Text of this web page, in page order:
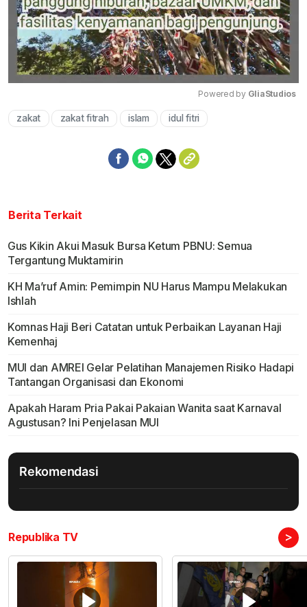
Powered by GliaStudios
zakat zakat fitrah islam idul fitri
Berita Terkait
Gus Kikin Akui Masuk Bursa Ketum PBNU: Semua
Tergantung Muktamirin
KH Ma’ruf Amin: Pemimpin NU Harus Mampu Melakukan
Ishlah
Komnas Haji Beri Catatan untuk Perbaikan Layanan Haji
Kemenhaj
MUI dan AMREI Gelar Pelatihan Manajemen Risiko Hadapi
Tantangan Organisasi dan Ekonomi
Apakah Haram Pria Pakai Pakaian Wanita saat Karnaval
Agustusan? Ini Penjelasan MUI
Rekomendasi
Republika TV >